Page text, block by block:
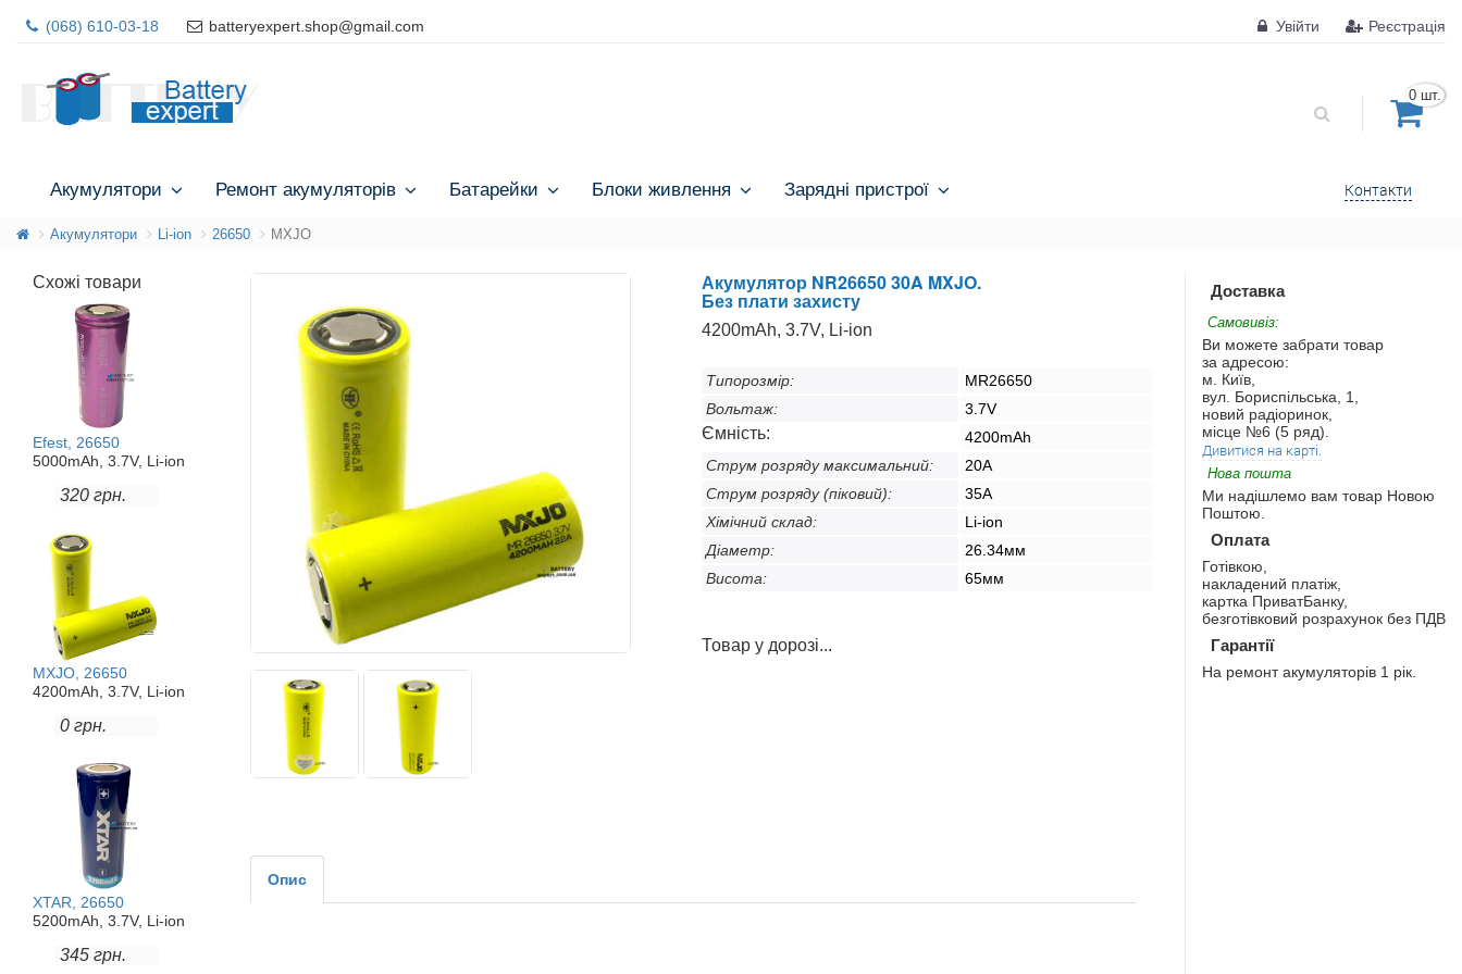
(068) 610-03-18 batteryexpert.shop@gmail.com Увійти Реєстрація
0 шт.
Акумулятори Ремонт акумуляторів Батарейки Блоки живлення Зарядні пристрої Контакти
Акумулятори Li-ion 26650 MXJO
Схожі товари
Efest, 26650
5000mAh, 3.7V, Li-ion
320 грн.
MXJO, 26650
4200mAh, 3.7V, Li-ion
0 грн.
XTAR, 26650
5200mAh, 3.7V, Li-ion
345 грн.
Акумулятор NR26650 30A MXJO.
Без плати захисту
4200mAh, 3.7V, Li-ion
Типорозмір:
MR26650
Вольтаж:
3.7V
Ємність:
4200mAh
Струм розряду максимальний:
20A
Струм розряду (піковий):
35A
Хімічний склад:
Li-ion
Діаметр:
26.34мм
Висота:
65мм
Товар у дорозі...
Опис
Доставка
Самовивіз:
Ви можете забрати товар
за адресою:
м. Київ,
вул. Бориспільська, 1,
новий радіоринок,
місце №6 (5 ряд).
Дивитися на карті.
Нова пошта
Ми надішлемо вам товар Новою
Поштою.
Оплата
Готівкою,
накладений платіж,
картка ПриватБанку,
безготівковий розрахунок без ПДВ
Гарантії
На ремонт акумуляторів 1 рік.